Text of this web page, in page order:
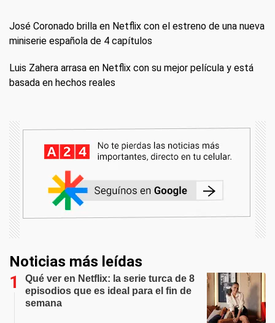
José Coronado brilla en Netflix con el estreno de una nueva
miniserie española de 4 capítulos
Luis Zahera arrasa en Netflix con su mejor película y está
basada en hechos reales
Noticias más leídas
Qué ver en Netflix: la serie turca de 8
episodios que es ideal para el fin de
semana